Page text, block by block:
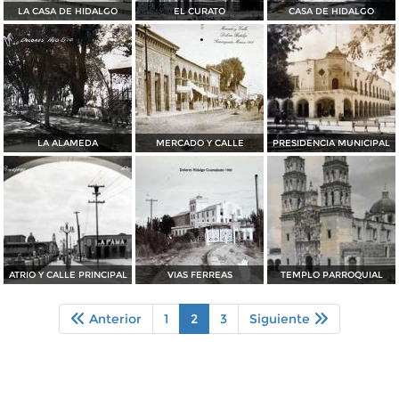
LA CASA DE HIDALGO EL CURATO CASA DE HIDALGO
LA ALAMEDA MERCADO Y CALLE PRESIDENCIA MUNICIPAL
ATRIO Y CALLE PRINCIPAL VIAS FERREAS TEMPLO PARROQUIAL
Anterior 1 2 3 Siguiente